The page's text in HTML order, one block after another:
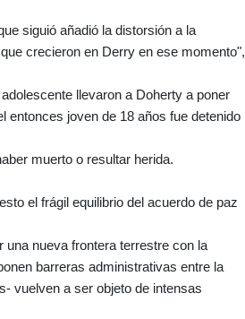
siguió añadió la distorsión a la
crecieron en Derry en ese momento",
llevaron a Doherty a poner
entonces joven de 18 años fue detenido
muerto o resultar herida.
el frágil equilibrio del acuerdo de paz
nueva frontera terrestre con la
barreras administrativas entre la
vuelven a ser objeto de intensas